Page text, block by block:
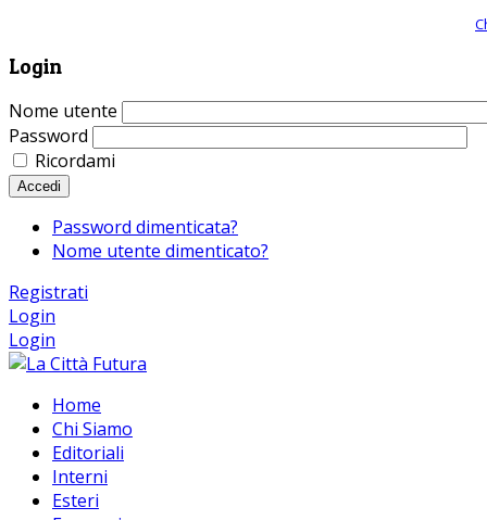
Login
Nome utente
Password
Ricordami
Accedi
Password dimenticata?
Nome utente dimenticato?
Registrati
Login
Login
Home
Chi Siamo
Editoriali
Interni
Esteri